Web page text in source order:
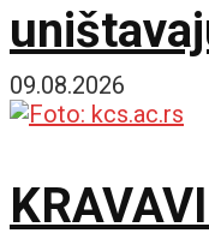
napadaju
09.08.2026